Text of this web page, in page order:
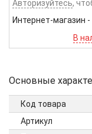
Авторизуйтесь,
Интернет-магазин -
В
Основные
Код товара
Артикул